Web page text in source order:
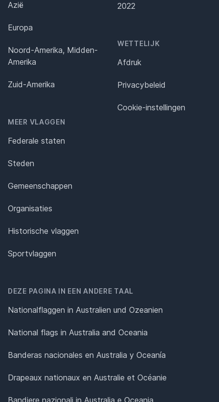
Azië
Europa
Noord-Amerika, Midden-
Amerika
Zuid-Amerika
MEER VLAGGEN
Federale staten
Steden
Gemeenschappen
Organisaties
Historische vlaggen
Sportvlaggen
2022
WETTELIJK
Afdruk
Privacybeleid
Cookie-instellingen
DEZE PAGINA IN EEN ANDERE TAAL
Nationalflaggen in Australien und Ozeanien
National flags in Australia and Oceania
Banderas nacionales en Australia y Oceanía
Drapeaux nationaux en Australie et Océanie
Bandiere nazionali in Australia e Oceania